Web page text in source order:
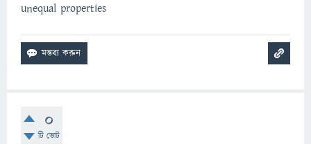
unequal properties
0
টি ভোট